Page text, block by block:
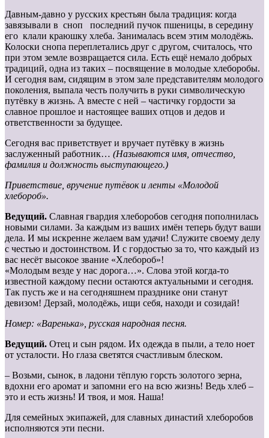
Давным-давно у русских крестьян была традиция: когда
завязывали в сноп последний пучок пшеницы, в середину
его клали краюшку хлеба. Занималась всем этим молодёжь.
Колоски снопа переплетались друг с другом, считалось, что
при этом земле возвращается сила. Есть ещё немало добрых
традиций, одна из таких – посвящение в молодые хлеборобы.
И сегодня вам, сидящим в этом зале представителям молодого
поколения, выпала честь получить в руки символическую
путёвку в жизнь. А вместе с ней – частичку гордости за
славное прошлое и настоящее ваших отцов и дедов и
ответственности за будущее.
Сегодня вас приветствует и вручает путёвку в жизнь
заслуженный работник… (Называются имя, отчество,
фамилия и должность выступающего.)
Приветствие, вручение путёвок и ленты «Молодой
хлебороб».
Ведущий. Славная гвардия хлеборобов сегодня пополнилась
новыми силами. За каждым из ваших имён теперь будут ваши
дела. И мы искренне желаем вам удачи! Служите своему делу
с честью и достоинством. И с гордостью за то, что каждый из
вас несёт высокое звание «Хлебороб»!
«Молодым везде у нас дорога…». Слова этой когда-то
известной каждому песни остаются актуальными и сегодня.
Так пусть же и на сегодняшнем празднике они станут
девизом! Дерзай, молодёжь, ищи себя, находи и созидай!
Номер: «Варенька», русская народная песня.
Ведущий. Отец и сын рядом. Их одежда в пыли, а тело ноет
от усталости. Но глаза светятся счастливым блеском.
– Возьми, сынок, в ладони тёплую горсть золотого зерна,
вдохни его аромат и запомни его на всю жизнь! Ведь хлеб –
это и есть жизнь! И твоя, и моя. Наша!
Для семейных экипажей, для славных династий хлеборобов
исполняются эти песни.